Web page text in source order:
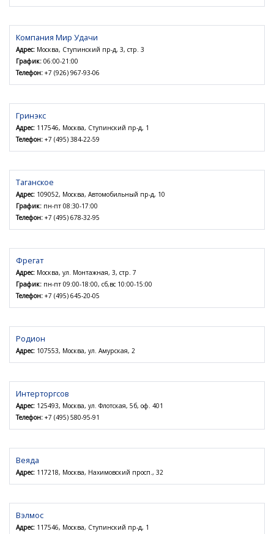
Компания Мир Удачи
Адрес: Москва, Ступинский пр-д, 3, стр. 3
График: 06:00-21:00
Телефон: +7 (926) 967-93-06
Гринэкс
Адрес: 117546, Москва, Ступинский пр-д, 1
Телефон: +7 (495) 384-22-59
Таганское
Адрес: 109052, Москва, Автомобильный пр-д, 10
График: пн-пт 08:30-17:00
Телефон: +7 (495) 678-32-95
Фрегат
Адрес: Москва, ул. Монтажная, 3, стр. 7
График: пн-пт 09:00-18:00, сб,вс 10:00-15:00
Телефон: +7 (495) 645-20-05
Родион
Адрес: 107553, Москва, ул. Амурская, 2
Интерторгсов
Адрес: 125493, Москва, ул. Флотская, 5б, оф. 401
Телефон: +7 (495) 580-95-91
Веяда
Адрес: 117218, Москва, Нахимовский просп., 32
Вэлмос
Адрес: 117546, Москва, Ступинский пр-д, 1